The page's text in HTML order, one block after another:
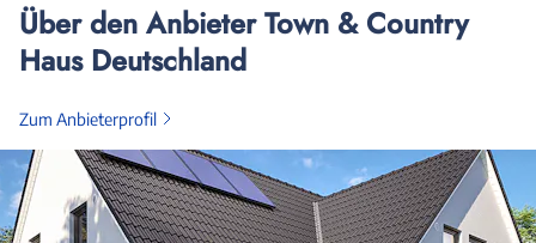
Über den Anbieter Town & Country
Haus Deutschland
Zum Anbieterprofil